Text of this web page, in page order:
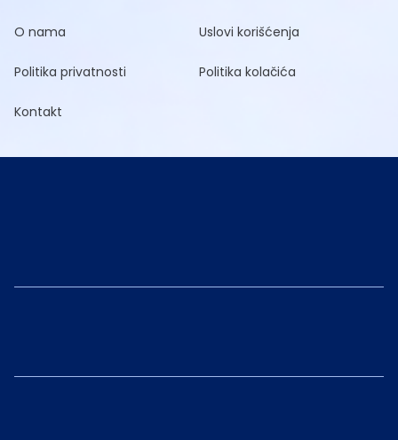
O nama Uslovi korišćenja
Politika privatnosti Politika kolačića
Kontakt